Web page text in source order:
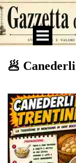
Vai ai contenuti
Salta menù
🥟